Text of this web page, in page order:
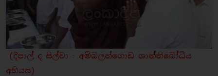
(දීපාල් ද සිල්වා - අම්බලන්ගොඩ ශාන්තිබෝධිය
අභියස)